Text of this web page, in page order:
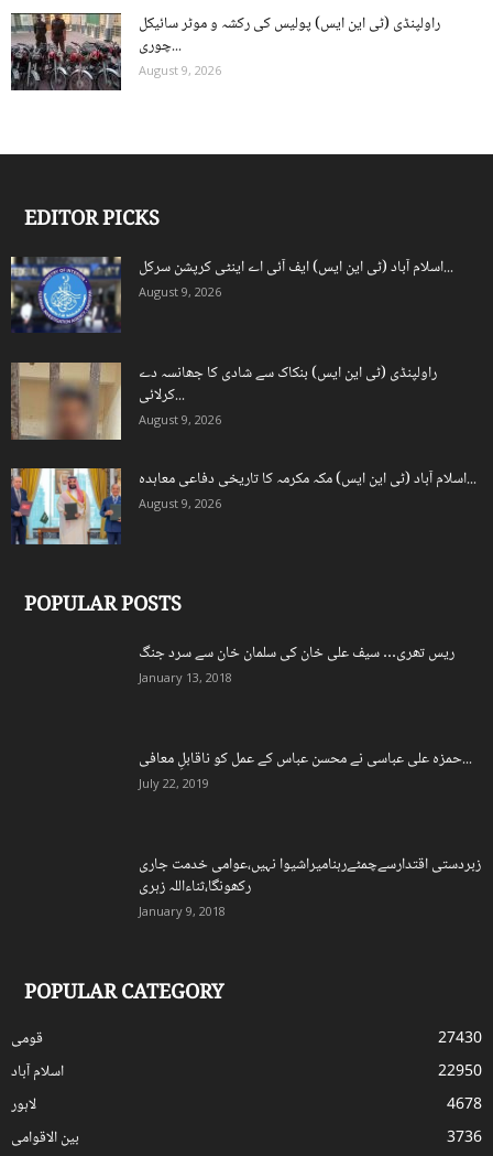
راولپنڈی (ٹی این ایس) پولیس کی رکشہ و موٹر سائیکل
چوری...
August 9, 2026
EDITOR PICKS
اسلام آباد (ٹی این ایس) ایف آئی اے اینٹی کرپشن سرکل...
August 9, 2026
راولپنڈی (ٹی این ایس) بنکاک سے شادی کا جھانسہ دے
کرلائی...
August 9, 2026
اسلام آباد (ٹی این ایس) مکہ مکرمہ کا تاریخی دفاعی معاہدہ...
August 9, 2026
POPULAR POSTS
ریس تھری… سیف علی خان کی سلمان خان سے سرد جنگ
January 13, 2018
حمزہ علی عباسی نے محسن عباس کے عمل کو ناقابلِ معافی...
July 22, 2019
زبردستی اقتدارسےچمٹےرہنامیراشیوا نہیں،عوامی خدمت جاری
رکھونگا،ثناءاللہ زہری
January 9, 2018
POPULAR CATEGORY
قومی
27430
اسلام آباد
22950
لاہور
4678
بین الاقوامی
3736